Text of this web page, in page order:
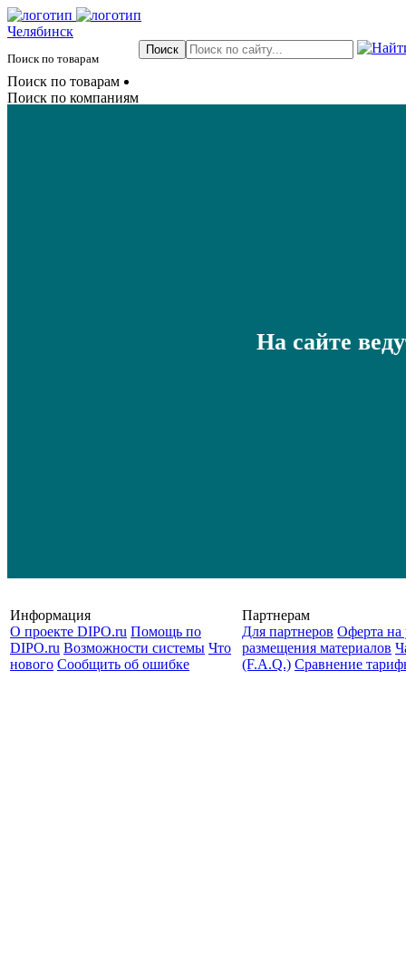
Челябинск
Поиск по товарам
Поиск по товарам
Поиск по компаниям
На сайте
Информация
О проекте DIPO.ru Помощь по
DIPO.ru Возможности системы Что
нового Сообщить об ошибке
Партнерам
Для партнеров Оферта на
размещения материалов
(F.A.Q.) Cравнение